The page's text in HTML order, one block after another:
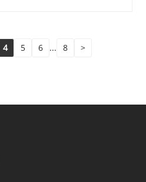
4 5 6 ... 8 >